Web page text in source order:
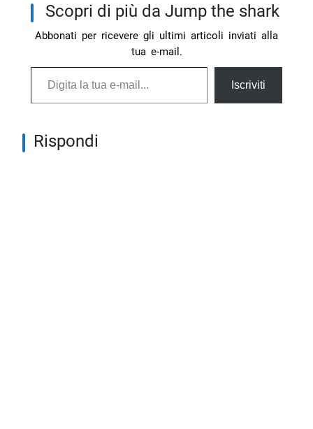
Scopri di più da Jump the shark
Abbonati per ricevere gli ultimi articoli inviati alla
tua e-mail.
Digita la tua e-mail...
Iscriviti
Rispondi